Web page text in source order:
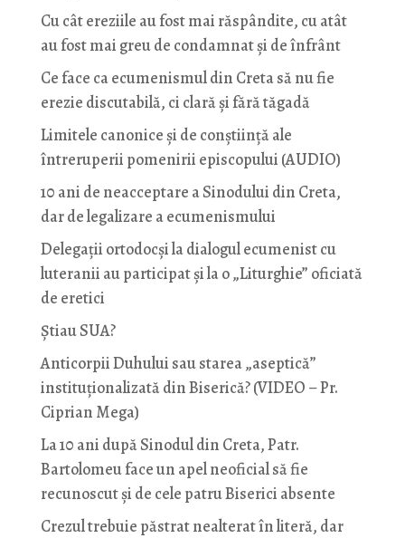
Cu cât ereziile au fost mai răspândite, cu atât
au fost mai greu de condamnat și de înfrânt
Ce face ca ecumenismul din Creta să nu fie
erezie discutabilă, ci clară și fără tăgadă
Limitele canonice și de conștiință ale
întreruperii pomenirii episcopului (AUDIO)
10 ani de neacceptare a Sinodului din Creta,
dar de legalizare a ecumenismului
Delegații ortodocși la dialogul ecumenist cu
luteranii au participat și la o „Liturghie” oficiată
de eretici
Știau SUA?
Anticorpii Duhului sau starea „aseptică”
instituționalizată din Biserică? (VIDEO – Pr.
Ciprian Mega)
La 10 ani după Sinodul din Creta, Patr.
Bartolomeu face un apel neoficial să fie
recunoscut și de cele patru Biserici absente
Crezul trebuie păstrat nealterat în literă, dar